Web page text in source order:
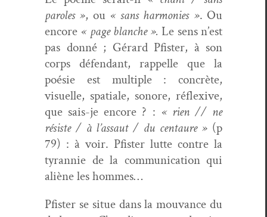
paroles », ou « sans har­monies ». Ou
encore « page blanche ». Le sens n’est
pas don­né ; Gérard Pfis­ter, à son
corps défen­dant, rap­pelle que la
poésie est mul­ti­ple : con­crète,
visuelle, spa­tiale, sonore, réflex­ive,
que sais-je encore ? : « rien // ne
résiste / à l’assaut / du cen­tau­re » (p
79) : à voir. Pfis­ter lutte con­tre la
tyran­nie de la com­mu­ni­ca­tion qui
aliène les hommes…
Pfis­ter se situe dans la mou­vance du